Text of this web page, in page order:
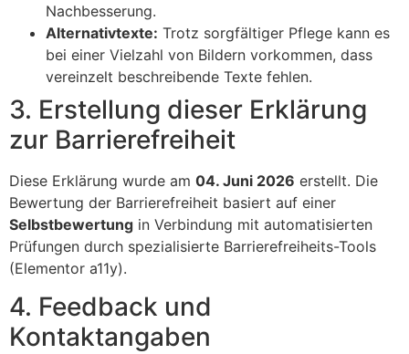
Nachbesserung.
Alternativtexte: Trotz sorgfältiger Pflege kann es
bei einer Vielzahl von Bildern vorkommen, dass
vereinzelt beschreibende Texte fehlen.
3. Erstellung dieser Erklärung
zur Barrierefreiheit
Diese Erklärung wurde am 04. Juni 2026 erstellt. Die
Bewertung der Barrierefreiheit basiert auf einer
Selbstbewertung in Verbindung mit automatisierten
Prüfungen durch spezialisierte Barrierefreiheits-Tools
(Elementor a11y).
4. Feedback und
Kontaktangaben